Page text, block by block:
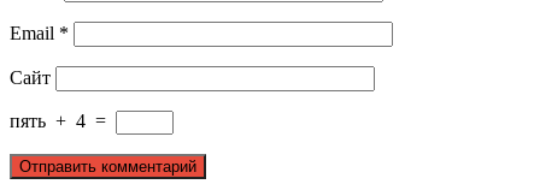
Email *
Сайт
пять + 4 =